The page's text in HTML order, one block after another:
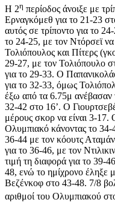
Η 2η περίοδος άνοιξε με
Ερναγκόμεθ για το 21-23
αυτός σε τρίποντο για το
το 24-25, με τον Ντόρσεϊ να
Τολιόπουλος και Πίτερς
29-27, με τον Τολιόπουλο
για το 29-33. Ο
για το 32-33, όμως
έξω από τα 6.75μ ανέβασαν
32-42 στο 16’. Ο
μέρους σκορ να είναι 3-
Ολυμπιακό κάνοντας το
36-44 με τον κόουτς
για το 36-46, με τον
τιμή τη διαφορά για το 39-
48, ενώ το ημίχρονο έληξε
Βεζένκοφ στο 43-48. 7/8
αριθμοί του Ολυμπιακού